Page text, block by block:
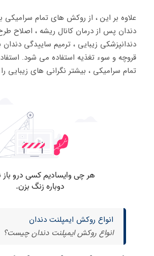
علاوه بر این ، از روکش های تمام سرامیکی
دندان پس از درمان کانال ریشه ، اصلاح
دندانپزشکی زیبایی ، ترمیم ساییدگی دندان
قروچه و سوء تغذیه استفاده می شود.
تمام سرامیکی ، بیشتر نگرانی های زیبایی
انواع روکش ایمپلنت دندان
انواع روکش ایمپلنت دندان چیست؟